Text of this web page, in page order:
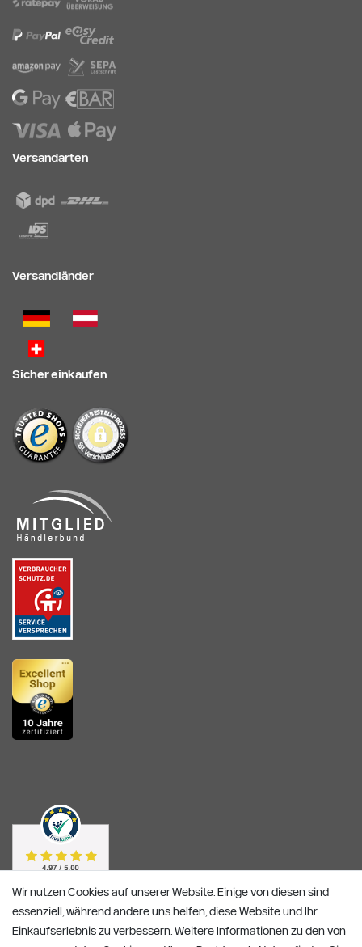
Versandarten
Versandländer
Sicher einkaufen
Wir nutzen Cookies auf unserer Website. Einige von diesen sind
essenziell, während andere uns helfen, diese Website und Ihr
Einkaufserlebnis zu verbessern. Weitere Informationen zu den von